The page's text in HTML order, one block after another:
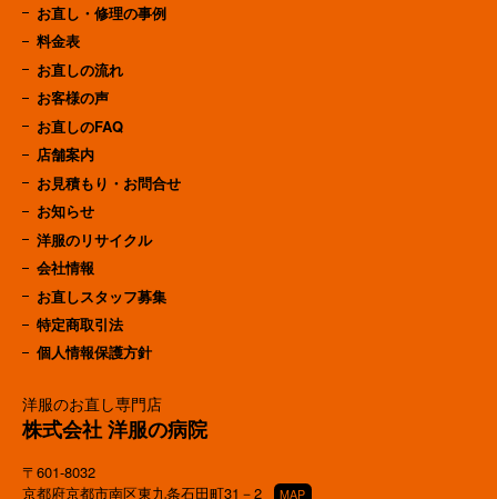
洋服のお直し専門店
株式会社 洋服の病院
〒601-8032
京都府京都市南区東九条石田町31－2
MAP
お直し・修理の事例
料金表
お直しの流れ
お客様の声
お直しのFAQ
店舗案内
お見積もり・お問合せ
お知らせ
洋服のリサイクル
会社情報
お直しスタッフ募集
特定商取引法
個人情報保護方針